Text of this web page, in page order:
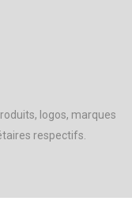
logos, marques
respectifs.